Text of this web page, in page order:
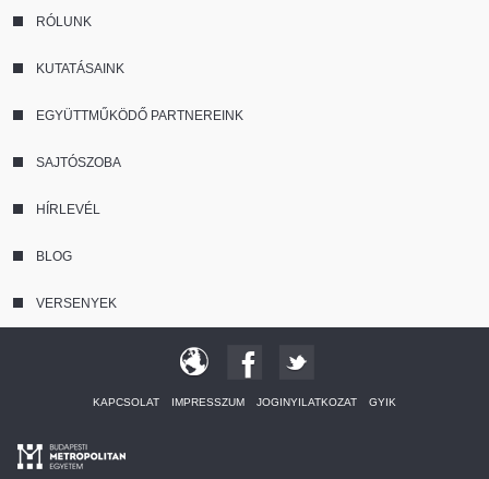
RÓLUNK
KUTATÁSAINK
EGYÜTTMŰKÖDŐ PARTNEREINK
SAJTÓSZOBA
HÍRLEVÉL
BLOG
VERSENYEK
KAPCSOLAT IMPRESSZUM JOGINYILATKOZAT GYIK